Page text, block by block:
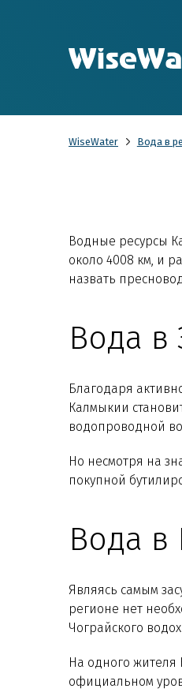
WiseWater Вода в
Водные ресурсы
около 4008 км, и
назвать
Вода в
Благодаря
Калмыкии
водопроводной
Но несмотря на
покупной
Вода в
Являясь самым
регионе нет
Чограйского
На одного жителя
официальном